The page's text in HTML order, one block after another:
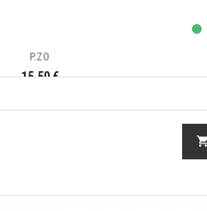
P.ZO
15,50 €
shopping_cart